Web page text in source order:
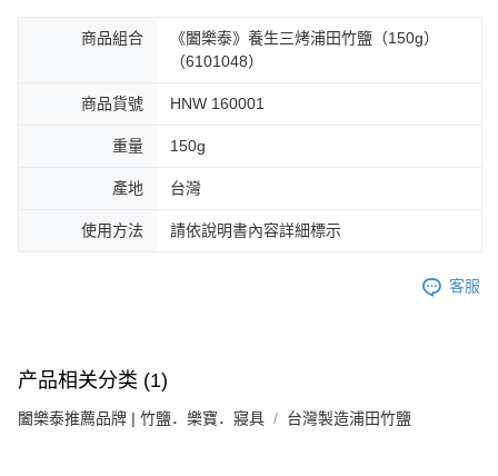
商品組合
《闔樂泰》養生三烤浦田竹鹽（150g）
（6101048）
商品貨號 HNW 160001
重量 150g
產地 台灣
使用方法 請依說明書內容詳細標示
客服
产品相关分类 (1)
闔樂泰推薦品牌 | 竹鹽．樂寶．寢具 台灣製造浦田竹鹽